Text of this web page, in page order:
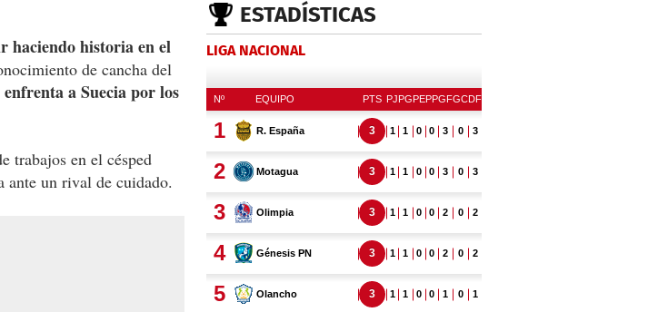
haciendo historia en el
de cancha del
a Suecia por los
trabajos en el césped
ante un rival de cuidado.
ESTADÍSTICAS
LIGA NACIONAL